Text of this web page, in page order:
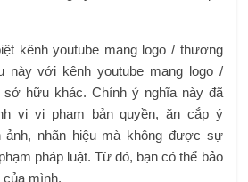
kênh youtube mang logo / thương
này với kênh youtube mang logo /
hữu khác. Chính ý nghĩa này đã
vi vi phạm bản quyền, ăn cắp ý
nhãn hiệu mà không được sự
pháp luật. Từ đó, bạn có thể bảo
của mình.